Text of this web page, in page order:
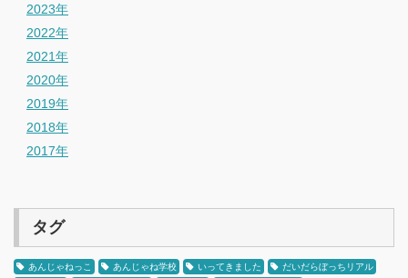
2023年
2022年
2021年
2020年
2019年
2018年
2017年
タグ
あんじゃねっこ あんじゃね学校 いってきました だいだらぼっちリアル